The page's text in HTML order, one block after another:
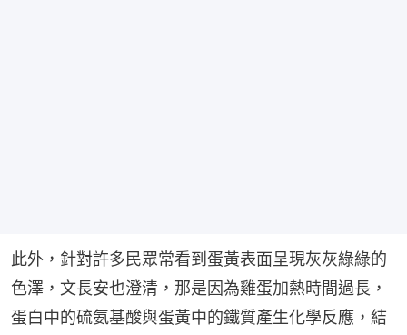
此外，針對許多民眾常看到蛋黃表面呈現灰灰綠綠的
色澤，文長安也澄清，那是因為雞蛋加熱時間過長，
蛋白中的硫氨基酸與蛋黃中的鐵質產生化學反應，結